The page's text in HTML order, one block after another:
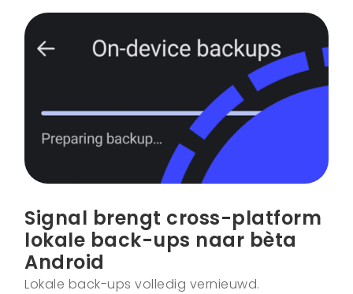
Signal brengt cross-platform
lokale back-ups naar bèta
Android
Lokale back-ups volledig vernieuwd.